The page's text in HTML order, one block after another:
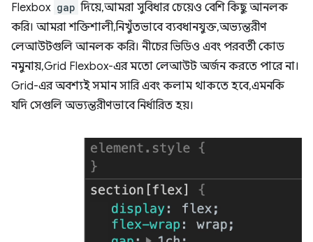
Flexbox gap দিয়ে, আমরা সুবিধার চেয়েও বেশি কিছু আনলক
করি। আমরা শক্তিশালী, নিখুঁতভাবে ব্যবধানযুক্ত, অভ্যন্তরীণ
লেআউটগুলি আনলক করি। নীচের ভিডিও এবং পরবর্তী কোড
নমুনায়, Grid Flexbox-এর মতো লেআউট অর্জন করতে পারে না।
Grid-এর অবশ্যই সমান সারি এবং কলাম থাকতে হবে, এমনকি
যদি সেগুলি অভ্যন্তরীণভাবে নির্ধারিত হয়।